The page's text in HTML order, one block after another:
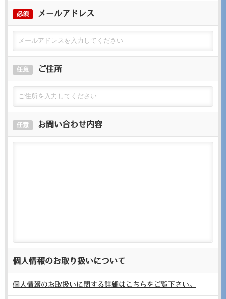
必須 メールアドレス
任意 ご住所
任意 お問い合わせ内容
個人情報のお取り扱いについて
個人情報のお取扱いに関する詳細はこちらをご覧下さい。